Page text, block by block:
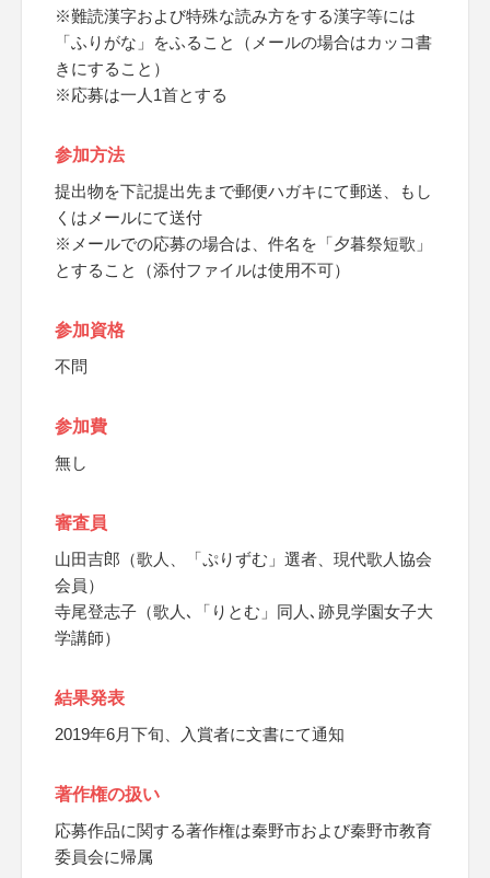
※難読漢字および特殊な読み方をする漢字等には
「ふりがな」をふること（メールの場合はカッコ書
きにすること）
※応募は一人1首とする
参加方法
提出物を下記提出先まで郵便ハガキにて郵送、もし
くはメールにて送付
※メールでの応募の場合は、件名を「夕暮祭短歌」
とすること（添付ファイルは使用不可）
参加資格
不問
参加費
無し
審査員
山田吉郎（歌人、「ぷりずむ」選者、現代歌人協会
会員）
寺尾登志子（歌人､「りとむ」同人､跡見学園女子大
学講師）
結果発表
2019年6月下旬、入賞者に文書にて通知
著作権の扱い
応募作品に関する著作権は秦野市および秦野市教育
委員会に帰属